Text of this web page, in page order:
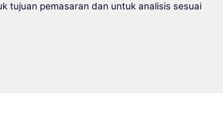
tujuan pemasaran dan untuk analisis sesuai